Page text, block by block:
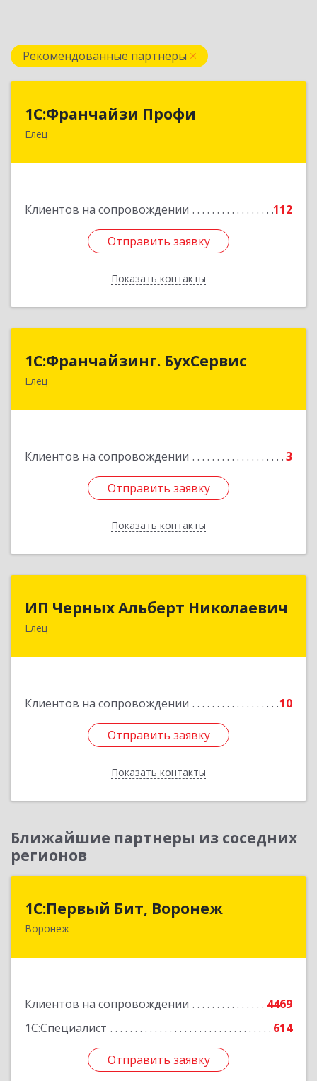
Рекомендованные партнеры
1С:Франчайзи Профи
Елец
Клиентов на сопровождении 112
Отправить заявку
Показать контакты
1С:Франчайзи Профи
Отправить заявку
Назад
1С:Франчайзинг. БухСервис
Елец
Клиентов на сопровождении 3
Отправить заявку
Показать контакты
1С:Франчайзинг. БухСервис
Отправить заявку
Назад
ИП Черных Альберт Николаевич
Елец
Клиентов на сопровождении 10
Отправить заявку
Показать контакты
ИП Черных Альберт Николаевич
399771, Липецкая обл, Елец г, Н.Гусевой ул, 56А
Отправить заявку
Назад
Ближайшие партнеры из соседних
регионов
1С:Первый Бит, Воронеж
Воронеж
Клиентов на сопровождении
4469
1С:Специалист
614
Отправить заявку
1С:Первый Бит, Воронеж
394006, Воронежская обл, Воронеж г, 20-летия
Отправить заявку